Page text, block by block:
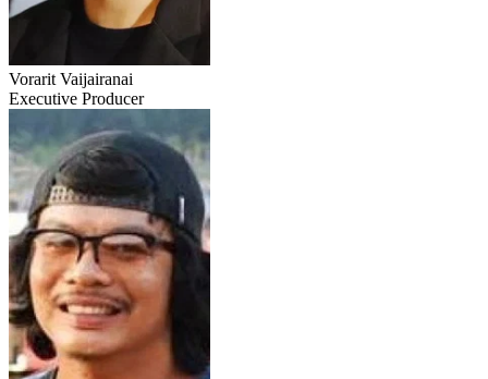
Vorarit Vaijairanai
Executive Producer